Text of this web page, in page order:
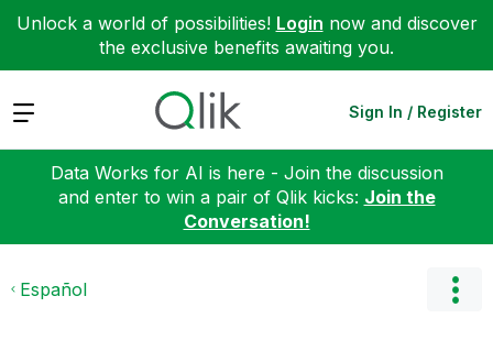
Unlock a world of possibilities! Login now and discover
the exclusive benefits awaiting you.
Expand Sign In / Register
Data Works for AI is here - Join the discussion
and enter to win a pair of Qlik kicks: Join the
Conversation!
Español